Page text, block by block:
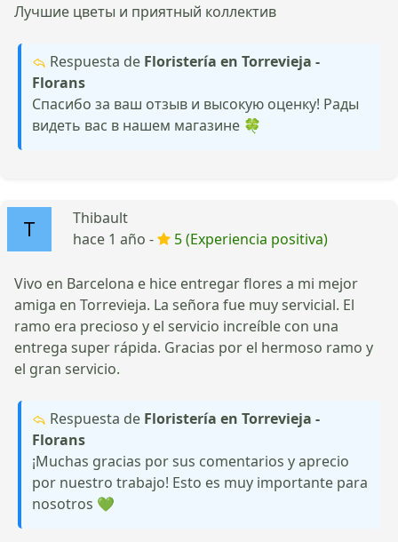
Лучшие цветы и приятный коллектив
Respuesta de Floristería en Torrevieja -
Florans
Спасибо за ваш отзыв и высокую оценку! Рады
видеть вас в нашем магазине 🍀
Thibault
hace 1 año -
5 (Experiencia positiva)
Vivo en Barcelona e hice entregar flores a mi mejor
amiga en Torrevieja. La señora fue muy servicial. El
ramo era precioso y el servicio increíble con una
entrega super rápida. Gracias por el hermoso ramo y
el gran servicio.
Respuesta de Floristería en Torrevieja -
Florans
¡Muchas gracias por sus comentarios y aprecio
por nuestro trabajo! Esto es muy importante para
nosotros 💚